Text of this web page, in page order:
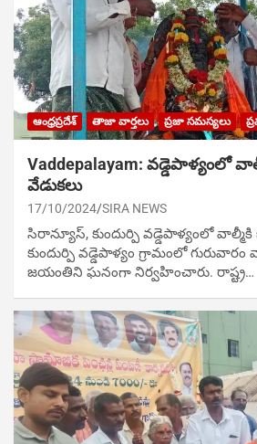
ఆంధ్రప్రదేశ్ తాజా వార్తలు ప్రజా సమస్యలు
Vaddepalayam: వడ్డెపాళ్యంలో
వేడుకలు
17/10/2024 SIRA NEWS
సిరాన్యూస్, కుందుర్పి వడ్డెపాళ్యంలో
కుందుర్పి వడ్డెపాళ్యం గ్రామంలో గురువారం
జయంతిని ఘ‌నంగా నిర్వ‌హించారు. రాష్ట్ర…